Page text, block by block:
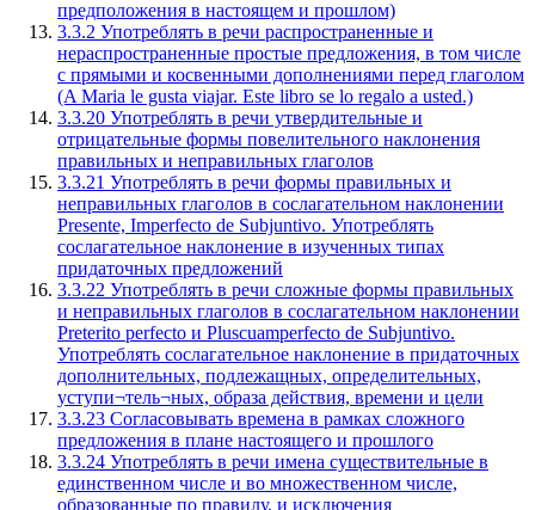
предположения в настоящем и прошлом)
3.3.2 Употреблять в речи распространенные и
нераспространенные простые предложения, в том числе
с прямыми и косвенными дополнениями перед глаголом
(A Maria le gusta viajar. Este libro se lo regalo a usted.)
3.3.20 Употреблять в речи утвердительные и
отрицательные формы повелительного наклонения
правильных и неправильных глаголов
3.3.21 Употреблять в речи формы правильных и
неправильных глаголов в сослагательном наклонении
Presente, Imperfecto de Subjuntivo. Употреблять
сослагательное наклонение в изученных типах
придаточных предложений
3.3.22 Употреблять в речи сложные формы правильных
и неправильных глаголов в сослагательном наклонении
Preterito perfecto и Pluscuamperfecto de Subjuntivo.
Употреблять сослагательное наклонение в придаточных
дополнительных, подлежащных, определительных,
уступи¬тель¬ных, образа действия, времени и цели
3.3.23 Согласовывать времена в рамках сложного
предложения в плане настоящего и прошлого
3.3.24 Употреблять в речи имена существительные в
единственном числе и во множественном числе,
образованные по правилу, и исключения